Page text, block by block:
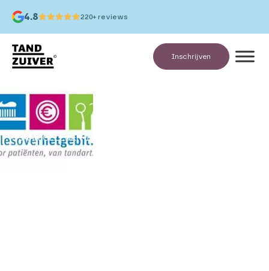
4.8 220+ reviews
Inschrijven
6 JAAR GELEDEN•1 MINUTEN LEESTIJD